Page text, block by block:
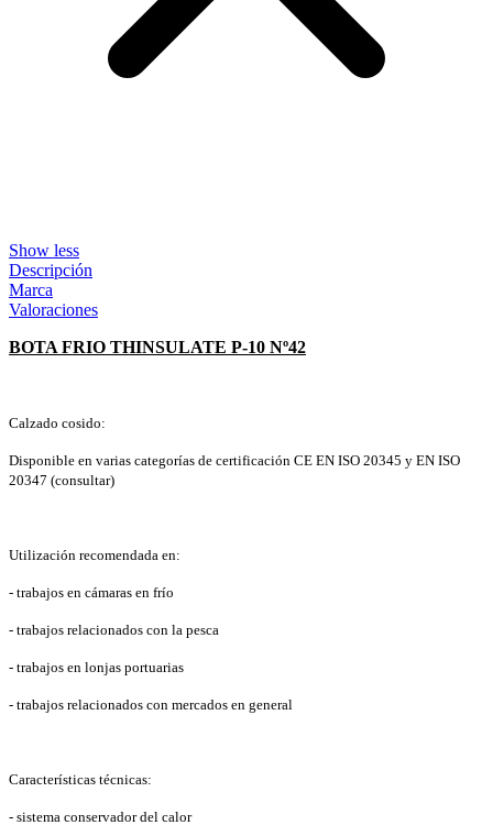
Show less
Descripción
Marca
Valoraciones
BOTA FRIO THINSULATE P-10 Nº42
Calzado cosido:
Disponible en varias categorías de certificación CE EN ISO 20345 y EN ISO
20347 (consultar)
Utilización recomendada en:
- trabajos en cámaras en frío
- trabajos relacionados con la pesca
- trabajos en lonjas portuarias
- trabajos relacionados con mercados en general
Características técnicas:
- sistema conservador del calor